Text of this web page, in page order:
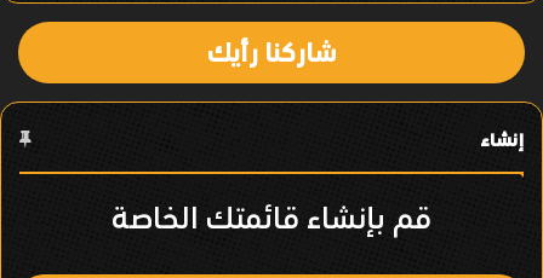
ا
ل
ع
ن
شاركنا رأيك
إنشاء
قم بإنشاء قائمتك الخاصة